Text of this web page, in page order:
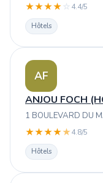
★★★★ ☆ 4.4/5
Hôtels
AF
ANJOU FOCH
1 BOULEVARD DU
★★★★★4.8/5
Hôtels